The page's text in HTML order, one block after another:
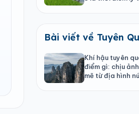
Bài viết về Tuyên
Khí hậu tuyên
điểm gì: chịu
mẽ từ địa hình